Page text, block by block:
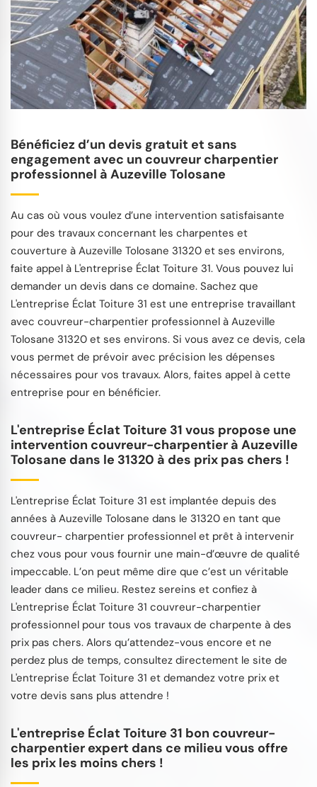
Bénéficiez d’un devis gratuit et sans
engagement avec un couvreur charpentier
professionnel à Auzeville Tolosane
Au cas où vous voulez d’une intervention satisfaisante
pour des travaux concernant les charpentes et
couverture à Auzeville Tolosane 31320 et ses environs,
faite appel à L'entreprise Éclat Toiture 31. Vous pouvez lui
demander un devis dans ce domaine. Sachez que
L'entreprise Éclat Toiture 31 est une entreprise travaillant
avec couvreur-charpentier professionnel à Auzeville
Tolosane 31320 et ses environs. Si vous avez ce devis, cela
vous permet de prévoir avec précision les dépenses
nécessaires pour vos travaux. Alors, faites appel à cette
entreprise pour en bénéficier.
L'entreprise Éclat Toiture 31 vous propose une
intervention couvreur-charpentier à Auzeville
Tolosane dans le 31320 à des prix pas chers !
L'entreprise Éclat Toiture 31 est implantée depuis des
années à Auzeville Tolosane dans le 31320 en tant que
couvreur- charpentier professionnel et prêt à intervenir
chez vous pour vous fournir une main-d’œuvre de qualité
impeccable. L’on peut même dire que c’est un véritable
leader dans ce milieu. Restez sereins et confiez à
L'entreprise Éclat Toiture 31 couvreur-charpentier
professionnel pour tous vos travaux de charpente à des
prix pas chers. Alors qu’attendez-vous encore et ne
perdez plus de temps, consultez directement le site de
L'entreprise Éclat Toiture 31 et demandez votre prix et
votre devis sans plus attendre !
L'entreprise Éclat Toiture 31 bon couvreur-
charpentier expert dans ce milieu vous offre
les prix les moins chers !